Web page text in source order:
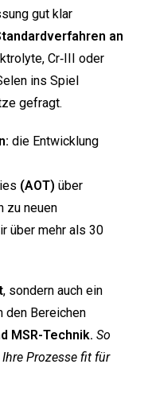
gut klar
an
Cr‑III oder
ins Spiel
gefragt.
die Entwicklung
(AOT) über
zu neuen
über mehr als 30
, sondern auch ein
den Bereichen
MSR-Technik. So
Prozesse fit für